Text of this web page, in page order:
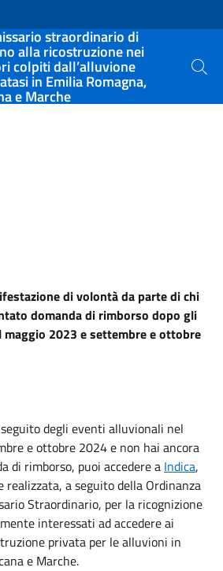
straordinario di
alla ricostruzione nei
colpiti dall’alluvione
in Emilia Romagna,
e Marche
Cerca
di volontà da parte di chi
domanda di rimborso dopo gli
2023 e settembre e ottobre
degli eventi alluvionali nel
e ottobre 2024 e non hai ancora
di rimborso, puoi accedere a Indica,
a seguito della Ordinanza
Straordinario, per la ricognizione
interessati ad accedere ai
privata per le alluvioni in
e Marche.